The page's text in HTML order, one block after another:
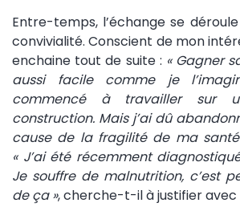
Entre-temps, l’échange se
convivialité. Conscient de mon
enchaine tout de suite : « Gagner
aussi facile comme je
commencé à travailler sur
construction. Mais j’ai dû
cause de la fragilité de ma
« J’ai été récemment
Je souffre de malnutrition, c’est
de ça », cherche-t-il à justifier avec